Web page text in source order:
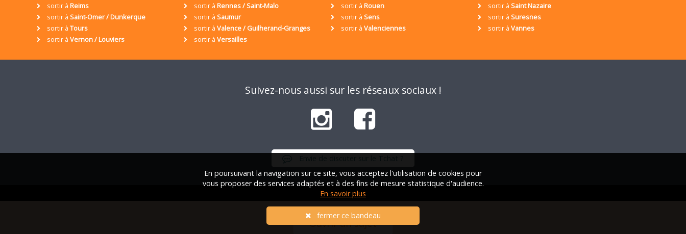
sortir à Reims sortir à Rennes / Saint-Malo sortir à Rouen sortir à Saint Nazaire
sortir à Saint-Omer / Dunkerque sortir à Saumur sortir à Sens sortir à Suresnes
sortir à Tours sortir à Valence / Guilherand-Granges sortir à Valenciennes sortir à Vannes
sortir à Vernon / Louviers sortir à Versailles
Suivez-nous aussi sur les réseaux sociaux !
© 2001 / 2026 • Association Française des Solos |Qui sommes-nous ?|FAQ|Mentions légales
En poursuivant la navigation sur ce site, vous acceptez l'utilisation de cookies pour
vous proposer des services adaptés et à des fins de mesure statistique d'audience.
En savoir plus
fermer ce bandeau
Ouvrir un sujet